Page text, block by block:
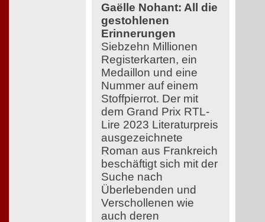
Gaëlle Nohant: All die
gestohlenen
Erinnerungen
Siebzehn Millionen
Registerkarten, ein
Medaillon und eine
Nummer auf einem
Stoffpierrot. Der mit
dem Grand Prix RTL-
Lire 2023 Literaturpreis
ausgezeichnete
Roman aus Frankreich
beschäftigt sich mit der
Suche nach
Überlebenden und
Verschollenen wie
auch deren